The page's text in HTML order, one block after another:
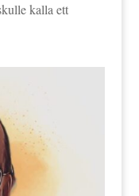
kalla ett